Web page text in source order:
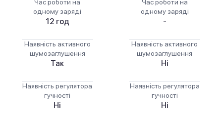
Час роботи на
одному заряді
12 год
Наявність активного
шумозаглушення
Так
Наявність регулятора
гучності
Ні
Час роботи на
одному заряді
-
Наявність активного
шумозаглушення
Ні
Наявність регулятора
гучності
Ні